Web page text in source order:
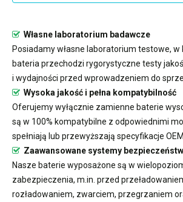
Własne laboratorium badawcze
Posiadamy własne laboratorium testowe, w
bateria przechodzi rygorystyczne testy
i wydajności przed wprowadzeniem do
Wysoka jakość i pełna kompatybilność
Oferujemy wyłącznie zamienne baterie
są w 100% kompatybilne z odpowiednimi
spełniają lub przewyższają specyfikacje OEM.
Zaawansowane systemy
Nasze baterie wyposażone są w
zabezpieczenia, m.in. przed
rozładowaniem, zwarciem, przegrzaniem